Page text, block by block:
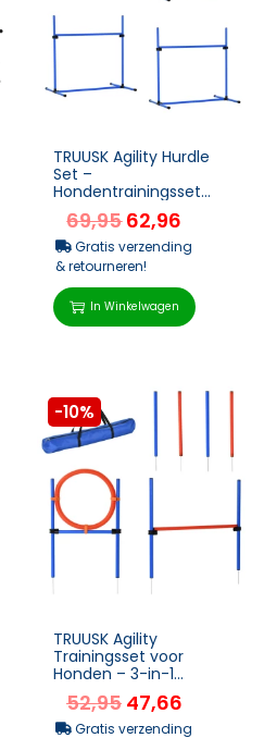
TRUUSK Agility Hurdle
Set –
Hondentrainingsset
met 4 Horden –
Kunststof – Blauw &#...
69,9562,96
Gratis verzending
& retourneren!
In Winkelwagen
-10%
TRUUSK Agility
Trainingsset voor
Honden – 3-in-1
Trainingsveld –
Springring voor
Hondens...
52,95 47,66
Gratis verzending